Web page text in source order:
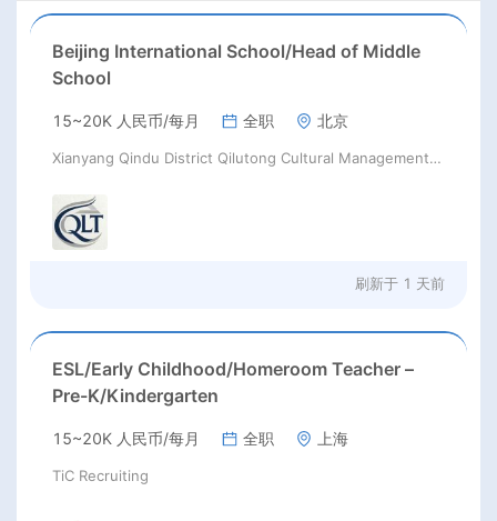
Beijing International School/Head of Middle
School
15~20K 人民币/每月 全职 北京
Xianyang Qindu District Qilutong Cultural Management Consulting Studio
刷新于 1 天前
ESL/Early Childhood/Homeroom Teacher –
Pre-K/Kindergarten
15~20K 人民币/每月 全职 上海
TiC Recruiting